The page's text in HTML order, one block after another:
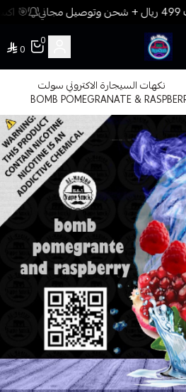
🎯
فيب المدينة
0
0
نكهات السيجارة الاكتروني سولت